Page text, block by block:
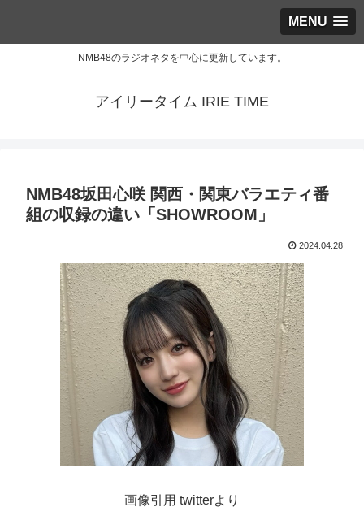
MENU
NMB48のラジオネタを中心に更新しています。
アイリータイム IRIE TIME
NMB48坂田心咲 関西・関東バラエティ番
組の収録の違い「SHOWROOM」
2024.04.28
画像引用 twitterより